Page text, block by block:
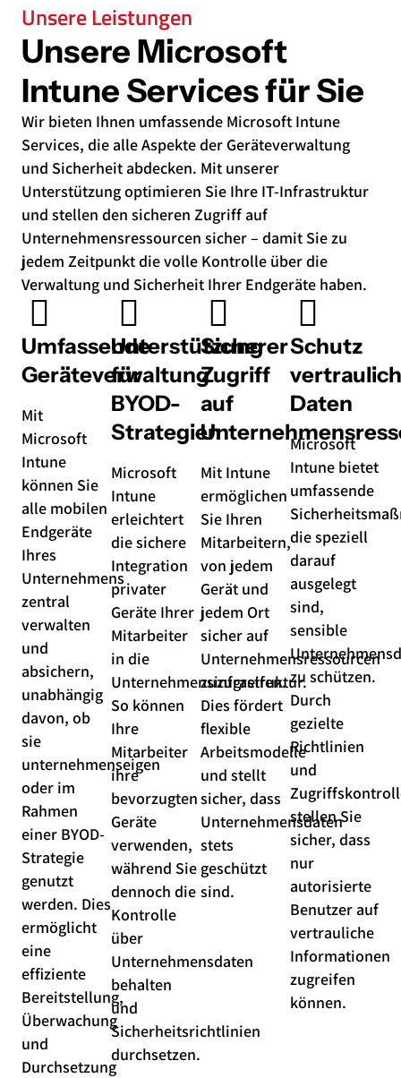
Unsere Leistungen
Unsere Microsoft
Intune Services für Sie
Wir bieten Ihnen umfassende Microsoft Intune
Services, die alle Aspekte der Geräteverwaltung
und Sicherheit abdecken. Mit unserer
Unterstützung optimieren Sie Ihre IT-Infrastruktur
und stellen den sicheren Zugriff auf
Unternehmensressourcen sicher – damit Sie zu
jedem Zeitpunkt die volle Kontrolle über die
Verwaltung und Sicherheit Ihrer Endgeräte haben.
Umfassende
Geräteverwaltung
Mit
Microsoft
Intune
können Sie
alle mobilen
Endgeräte
Ihres
Unternehmens
zentral
verwalten
und
absichern,
unabhängig
davon, ob
sie
unternehmenseigen
oder im
Rahmen
einer BYOD-
Strategie
genutzt
werden. Dies
ermöglicht
eine
effiziente
Bereitstellung,
Überwachung
und
Durchsetzung
Unterstützung
für
BYOD-
Strategien
Microsoft
Intune
erleichtert
die sichere
Integration
privater
Geräte Ihrer
Mitarbeiter
in die
Unternehmensinfrastruktur.
So können
Ihre
Mitarbeiter
ihre
bevorzugten
Geräte
verwenden,
während Sie
dennoch die
Kontrolle
über
Unternehmensdaten
behalten
und
Sicherheitsrichtlinien
durchsetzen.
Sicherer
Zugriff
auf
Mit Intune
ermöglichen
Sie Ihren
Mitarbeitern,
von jedem
Gerät und
jedem Ort
sicher auf
Unternehmensressourcen
zuzugreifen.
Dies fördert
flexible
Arbeitsmodelle
und stellt
sicher, dass
Unternehmensdaten
stets
geschützt
sind.
Schutz
Daten
Microsoft
Intune bietet
umfassende
die speziell
darauf
ausgelegt
sind,
sensible
zu schützen.
Durch
gezielte
Richtlinien
und
stellen Sie
sicher, dass
nur
autorisierte
Benutzer auf
vertrauliche
Informationen
zugreifen
können.